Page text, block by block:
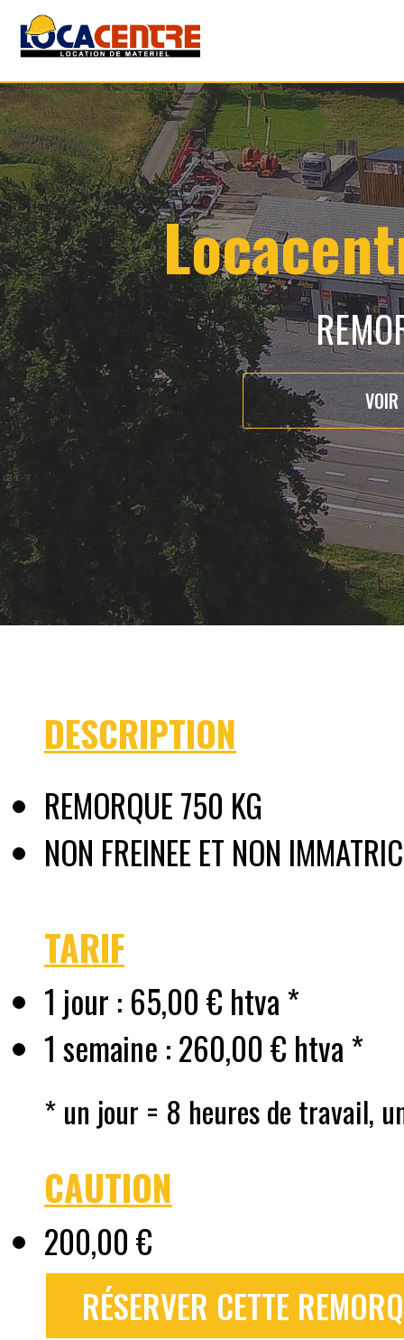
DESCRIPTION
REMORQUE 750 KG
NON FREINEE ET NON
TARIF
1 jour : 65,00 € htva *
1 semaine : 260,00 € htva *
* un jour = 8 heures de travail,
CAUTION
200,00 €
RÉSERVER CETTE